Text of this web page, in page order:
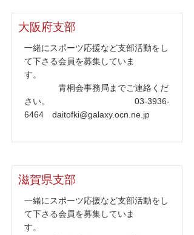
大阪府支部
一緒にスポーツ応援など支部活動をし
て下さる会員を募集していま
す。
青桐会事務局までご連絡くだ
さい。
03-3936-
6464
daitofki@galaxy.ocn.ne.jp
滋賀県支部
一緒にスポーツ応援など支部活動をし
て下さる会員を募集していま
す。